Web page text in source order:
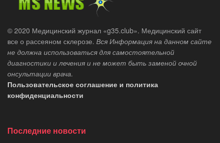
© 2020 Медицинский журнал «g35.club». Медицинский сайт
все о рассеяном склерозе. Вся Информация на данном сайте
не должна использоваться для самостоятельной
диагностики и лечения и не может быть заменой очной
онсультации врача.
Пользовательское соглашение и политика
конфиденциальности
Последние новости